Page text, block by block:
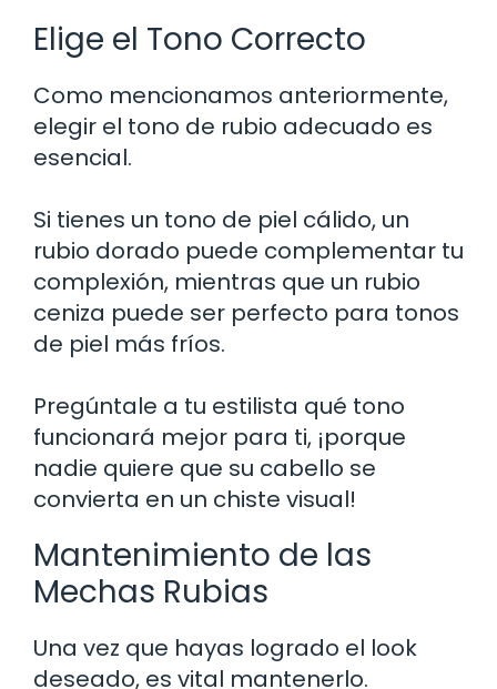
Elige el Tono Correcto
Como mencionamos anteriormente,
elegir el tono de rubio adecuado es
esencial.
Si tienes un tono de piel cálido, un
rubio dorado puede complementar tu
complexión, mientras que un rubio
ceniza puede ser perfecto para tonos
de piel más fríos.
Pregúntale a tu estilista qué tono
funcionará mejor para ti, ¡porque
nadie quiere que su cabello se
convierta en un chiste visual!
Mantenimiento de las
Mechas Rubias
Una vez que hayas logrado el look
deseado, es vital mantenerlo.